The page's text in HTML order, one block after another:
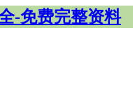
-免费完整资料